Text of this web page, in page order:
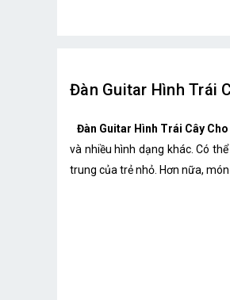
Đàn Guitar Hình Trái
Đàn Guitar Hình Trái Cây Cho
và nhiều hình dạng khác. Có
trung của trẻ nhỏ. Hơn nữa,